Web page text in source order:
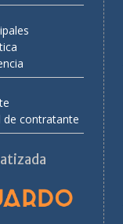
de contratante